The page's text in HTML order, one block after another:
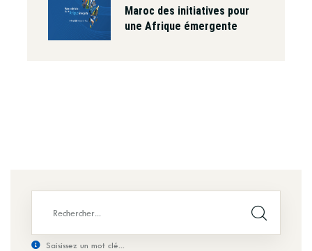
Maroc des initiatives pour
une Afrique émergente
Saisissez un mot clé...